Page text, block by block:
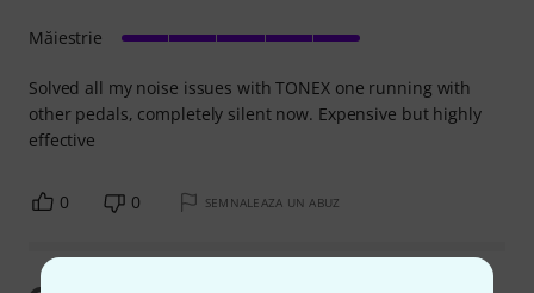
Solved all my noise issues with TONEX one running with
other pedals, completely silent now. Expensive but highly
effective
Măiestrie
0 0 SEMNALEAZA UN ABUZ